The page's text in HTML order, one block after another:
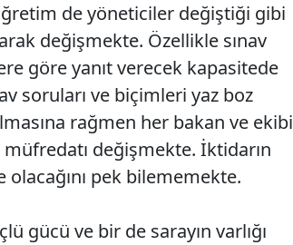
de yöneticiler değiştiği gibi
değişmekte. Özellikle sınav
göre yanıt verecek kapasitede
soruları ve biçimleri yaz boz
rağmen her bakan ve ekibi
değişmekte. İktidarın
pek bilememekte.
gücü ve bir de sarayın varlığı